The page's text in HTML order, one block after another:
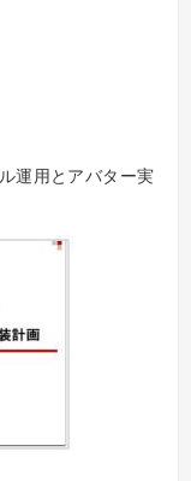
運用とアバター実